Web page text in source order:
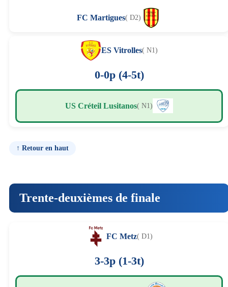
FC Martigues( D2)
ES Vitrolles( N1)
0-0p (4-5t)
US Créteil Lusitanos( N1)
↑ Retour en haut
Trente-deuxièmes de finale
FC Metz( D1)
3-3p (1-3t)